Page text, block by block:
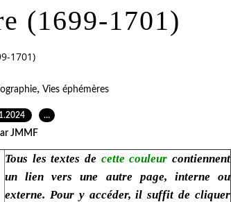
(1699-1701)
1701)
, Vies éphémères
…
JMMF
Tous les textes de cette couleurcontiennent
un lien vers une autre page, interne ou
externe. Pour y accéder, il suffit de cliquer